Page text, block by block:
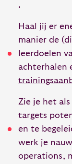
.
Haal jij er
manier de
leerdoelen
achterhalen
Zie je het
targets
en te
werk je
operations,